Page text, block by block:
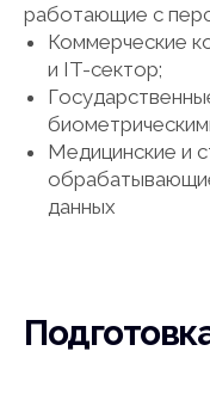
работающие с
Коммерческие
и IT-сектор;
Медицинские и
данных